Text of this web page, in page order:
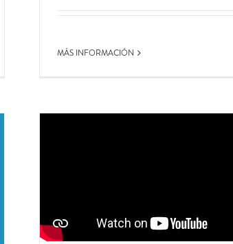
MÁS INFORMACIÓN
Dirección General de Educación